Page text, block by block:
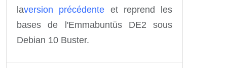
laversion précédente et reprend les
bases de l'Emmabuntüs DE2 sous
Debian 10 Buster.